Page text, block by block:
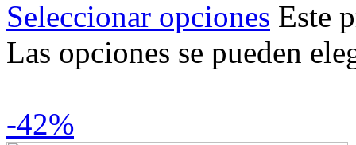
Seleccionar opciones Este
Las opciones se pueden
-42%